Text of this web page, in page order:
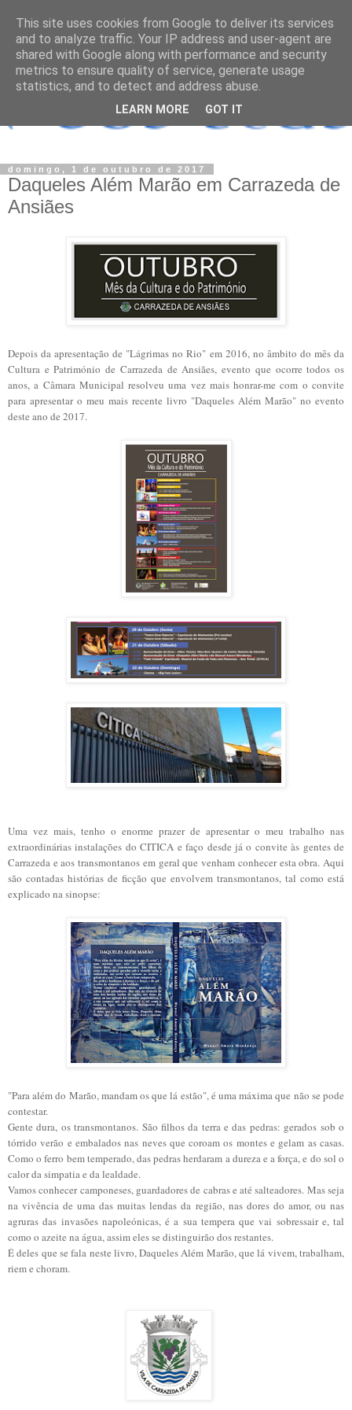
domingo, 1 de outubro de 2017
Daqueles Além Marão em Carrazeda de
Ansiães
Depois da apresentação de "Lágrimas no Rio" em 2016, no âmbito do mês da
Cultura e Património de Carrazeda de Ansiães, evento que ocorre todos os
anos, a Câmara Municipal resolveu uma vez mais honrar-me com o convite
para apresentar o meu mais recente livro "Daqueles Além Marão" no evento
deste ano de 2017.
Uma vez mais, tenho o enorme prazer de apresentar o meu trabalho nas
extraordinárias instalações do CITICA e faço desde já o convite às gentes de
Carrazeda e aos transmontanos em geral que venham conhecer esta obra. Aqui
são contadas histórias de ficção que envolvem transmontanos, tal como está
explicado na sinopse:
"Para além do Marão, mandam os que lá estão", é uma máxima que não se pode
contestar.
Gente dura, os transmontanos. São filhos da terra e das pedras: gerados sob o
tórrido verão e embalados nas neves que coroam os montes e gelam as casas.
Como o ferro bem temperado, das pedras herdaram a dureza e a força, e do sol o
calor da simpatia e da lealdade.
Vamos conhecer camponeses, guardadores de cabras e até salteadores. Mas seja
na vivência de uma das muitas lendas da região, nas dores do amor, ou nas
agruras das invasões napoleónicas, é a sua tempera que vai sobressair e, tal
como o azeite na água, assim eles se distinguirão dos restantes.
É deles que se fala neste livro, Daqueles Além Marão, que lá vivem, trabalham,
riem e choram.
This site uses cookies from Google to deliver its services
and to analyze traffic. Your IP address and user-agent are
shared with Google along with performance and security
metrics to ensure quality of service, generate usage
statistics, and to detect and address abuse.
LEARN MORE GOT IT